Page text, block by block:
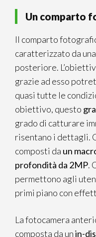
Un comparto
Il comparto
caratterizzato da una
posteriore.
grazie ad esso
quasi tutte le
obiettivo, questo
grado di catturare
risentano i dettagli.
composti da un
profondità da 2MP.
permettono agli
primi piano con
La fotocamera
composta da unin-